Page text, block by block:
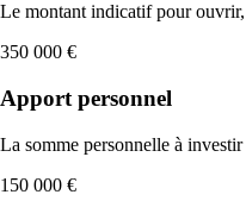
Le montant indicatif pour
350 000 €
Apport personnel
La somme personnelle à
150 000 €